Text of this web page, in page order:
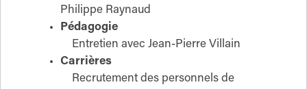
Philippe Raynaud
Pédagogie
Entretien avec Jean-Pierre Villain
Carrières
Recrutement des personnels de